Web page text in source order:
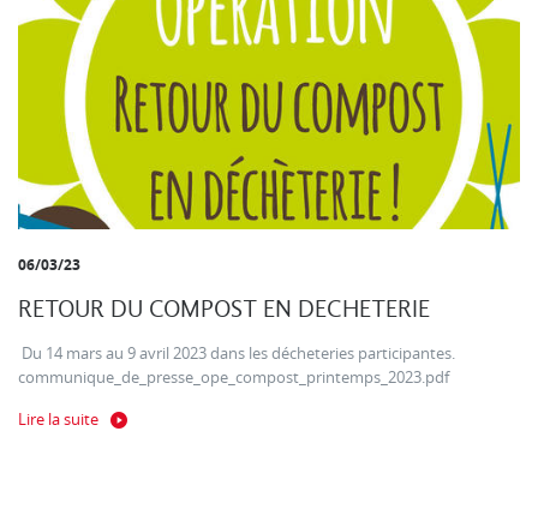
06/03/23
RETOUR DU COMPOST EN DECHETERIE
Du 14 mars au 9 avril 2023 dans les décheteries participantes.
communique_de_presse_ope_compost_printemps_2023.pdf
Lire la suite